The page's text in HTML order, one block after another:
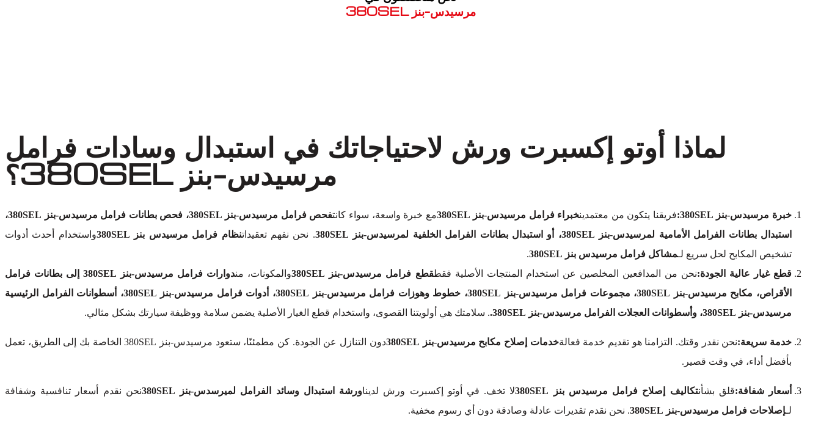
مرسيدس-بنز 380SEL
لماذا أوتو إكسبرت ورش لاحتياجاتك في استبدال وسادات فرامل
مرسيدس-بنز 380SEL؟
خبرة مرسيدس-بنز 380SEL: فريقنا يتكون من معتمدينخبراء فرامل مرسيدس-بنز 380SEL مع خبرة واسعة، سواء كانت
فحص فرامل مرسيدس-بنز 380SEL، فحص بطانات فرامل مرسيدس-بنز 380SEL،
استبدال بطانات الفرامل الأمامية لمرسيدس-بنز 380SEL، أو استبدال بطانات الفرامل الخلفية لمرسيدس-بنز 380SEL
. نحن نفهم تعقيداتنظام فرامل مرسيدس بنز 380SEL
واستخدام أحدث أدوات
تشخيص المكابح لحل سريع لـمشاكل فرامل مرسيدس بنز 380SEL
.
قطع غيار عالية الجودة:نحن من المدافعين المخلصين عن استخدام المنتجات الأصلية فقطقطع فرامل مرسيدس-بنز 380SEL والمكونات، من
دوارات فرامل مرسيدس-بنز 380SEL إلى بطانات فرامل
الأقراص، مكابح مرسيدس-بنز 380SEL، مجموعات فرامل مرسيدس-بنز 380SEL، خطوط وهوزات فرامل مرسيدس-بنز 380SEL، أدوات فرامل مرسيدس-بنز 380SEL، أسطوانات الفرامل الرئيسية
مرسيدس-بنز 380SEL، وأسطوانات العجلات الفرامل مرسيدس-بنز 380SEL.
. سلامتك هي أولويتنا القصوى، واستخدام قطع الغيار الأصلية يضمن سلامة ووظيفة سيارتك بشكل مثالي.
خدمة سريعة:نحن نقدر وقتك. التزامنا هو تقديم خدمة فعالةخدمات إصلاح مكابح مرسيدس-بنز 380SEL
دون التنازل عن الجودة. كن مطمئنًا، ستعود مرسيدس-بنز 380SEL الخاصة بك إلى الطريق، تعمل
بأفضل أداء، في وقت قصير.
أسعار شفافة:قلق بشأنتكاليف إصلاح فرامل مرسيدس بنز 380SEL لا تخف. في أوتو إكسبرت ورش لديناورشة استبدال وسائد الفرامل لميرسدس-بنز 380SEL
نحن نقدم أسعار تنافسية وشفافة
لـإصلاحات فرامل مرسيدس-بنز 380SEL . نحن نقدم تقديرات عادلة وصادقة دون أي رسوم مخفية.